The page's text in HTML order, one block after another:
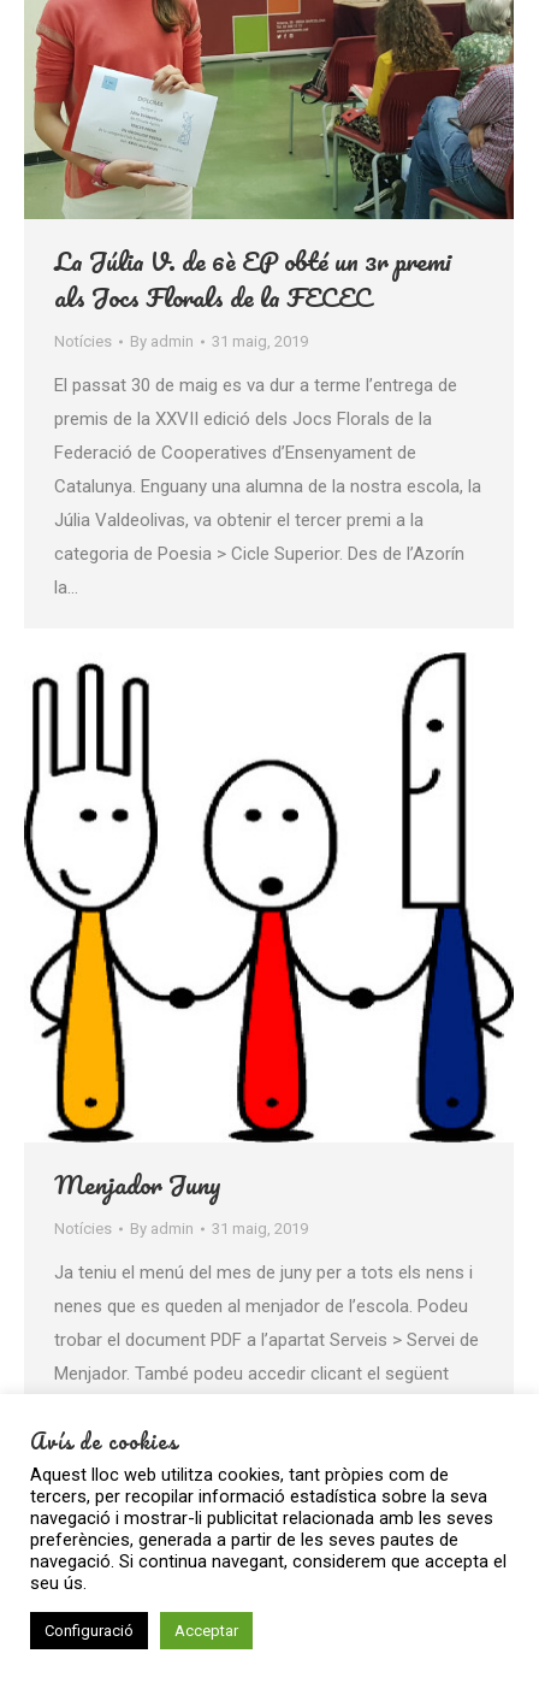
La Júlia V. de 6è EP obté un 3r premi
als Jocs Florals de la FECEC
Notícies By admin 31 maig, 2019
El passat 30 de maig es va dur a terme l’entrega de
premis de la XXVII edició dels Jocs Florals de la
Federació de Cooperatives d’Ensenyament de
Catalunya. Enguany una alumna de la nostra escola, la
Júlia Valdeolivas, va obtenir el tercer premi a la
categoria de Poesia > Cicle Superior. Des de l’Azorín
la…
Menjador Juny
Notícies By admin 31 maig, 2019
Ja teniu el menú del mes de juny per a tots els nens i
nenes que es queden al menjador de l’escola. Podeu
trobar el document PDF a l’apartat Serveis > Servei de
Menjador. També podeu accedir clicant el següent
content/uploads/2019/05/Menú-Menjador-Juny.pdf
Avís de cookies
Aquest lloc web utilitza cookies, tant pròpies com de
tercers, per recopilar informació estadística sobre la seva
navegació i mostrar-li publicitat relacionada amb les seves
preferències, generada a partir de les seves pautes de
navegació. Si continua navegant, considerem que accepta el
seu ús.
Configuració Acceptar